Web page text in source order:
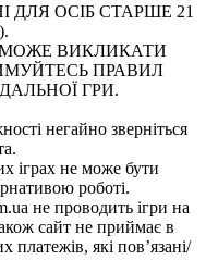
ДЛЯ ОСІБ СТАРШЕ 21
МОЖЕ ВИКЛИКАТИ
ПРАВИЛ
ГРИ.
негайно зверніться
іграх не може бути
роботі.
не проводить ігри на
сайт не приймає в
платежів, які пов’язані/